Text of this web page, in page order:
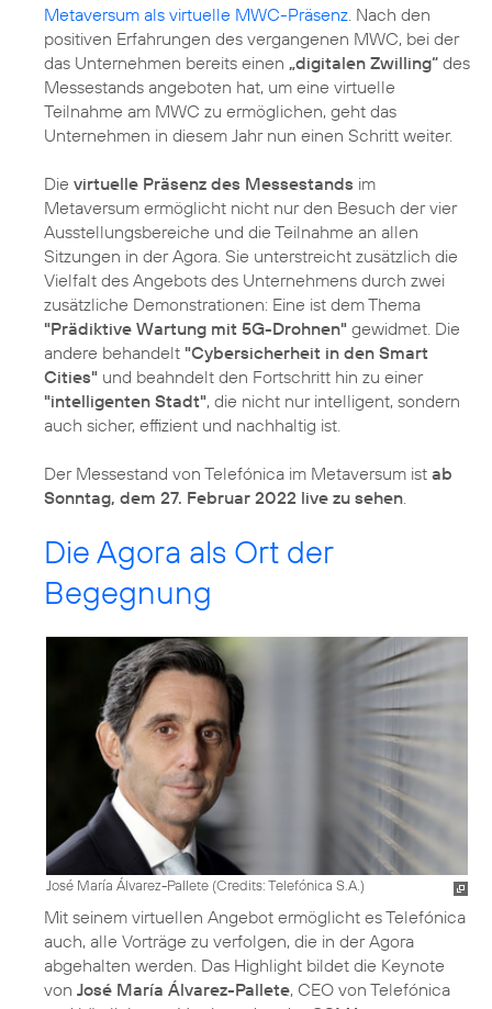
Metaversum als virtuelle MWC-Präsenz. Nach den
positiven Erfahrungen des vergangenen MWC, bei der
das Unternehmen bereits einen „digitalen Zwilling“ des
Messestands angeboten hat, um eine virtuelle
Teilnahme am MWC zu ermöglichen, geht das
Unternehmen in diesem Jahr nun einen Schritt weiter.
Die virtuelle Präsenz des Messestands im
Metaversum ermöglicht nicht nur den Besuch der vier
Ausstellungsbereiche und die Teilnahme an allen
Sitzungen in der Agora. Sie unterstreicht zusätzlich die
Vielfalt des Angebots des Unternehmens durch zwei
zusätzliche Demonstrationen: Eine ist dem Thema
"Prädiktive Wartung mit 5G-Drohnen" gewidmet. Die
andere behandelt "Cybersicherheit in den Smart
Cities" und beahndelt den Fortschritt hin zu einer
"intelligenten Stadt", die nicht nur intelligent, sondern
auch sicher, effizient und nachhaltig ist.
Der Messestand von Telefónica im Metaversum ist ab
Sonntag, dem 27. Februar 2022 live zu sehen.
Die Agora als Ort der
Begegnung
José María Álvarez-Pallete (Credits: Telefónica S.A.)
Mit seinem virtuellen Angebot ermöglicht es Telefónica
auch, alle Vorträge zu verfolgen, die in der Agora
abgehalten werden. Das Highlight bildet die Keynote
von José María Álvarez-Pallete, CEO von Telefónica